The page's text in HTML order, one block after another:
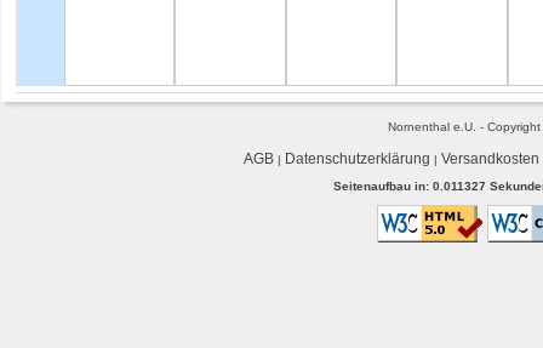
Nornenthal e.U. -
AGB| Datenschutzerklärung | Versandkosten
Seitenaufbau in: 0.011327